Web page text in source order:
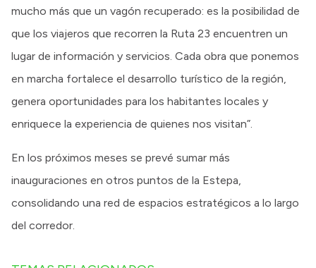
mucho más que un vagón recuperado: es la posibilidad de
que los viajeros que recorren la Ruta 23 encuentren un
lugar de información y servicios. Cada obra que ponemos
en marcha fortalece el desarrollo turístico de la región,
genera oportunidades para los habitantes locales y
enriquece la experiencia de quienes nos visitan”.
En los próximos meses se prevé sumar más
inauguraciones en otros puntos de la Estepa,
consolidando una red de espacios estratégicos a lo largo
del corredor.